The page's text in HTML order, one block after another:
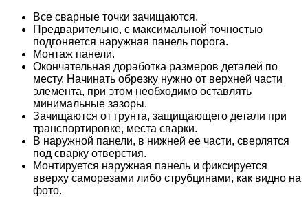
Все сварные точки зачищаются.
Предварительно, с максимальной точностью
подгоняется наружная панель порога.
Монтаж панели.
Окончательная доработка размеров деталей по
месту. Начинать обрезку нужно от верхней части
элемента, при этом необходимо оставлять
минимальные зазоры.
Зачищаются от грунта, защищающего детали при
транспортировке, места сварки.
В наружной панели, в нижней ее части, сверлятся
под сварку отверстия.
Монтируется наружная панель и фиксируется
вверху саморезами либо струбцинами, как видно на
фото.